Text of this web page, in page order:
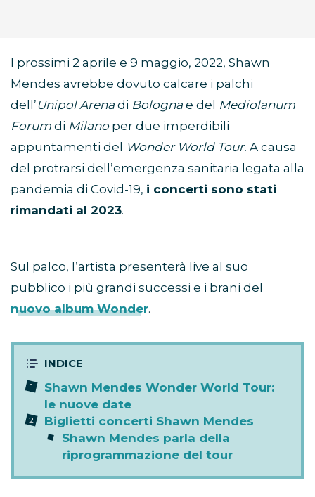
I prossimi 2 aprile e 9 maggio, 2022, Shawn
Mendes avrebbe dovuto calcare i palchi
dell’Unipol Arena di Bologna e del Mediolanum
Forum di Milanoper due imperdibili
appuntamenti del
Wonder World Tour. A causa
del protrarsi dell’emergenza sanitaria legata alla
pandemia di Covid-19, i concerti sono stati
rimandati al 2023.
Sul palco, l’artista presenterà live al suo
pubblico i più grandi successi e i brani del
nuovo album Wonder.
Shawn Mendes Wonder World Tour:
le nuove date
Biglietti concerti Shawn Mendes
Shawn Mendes parla della
riprogrammazione del tour